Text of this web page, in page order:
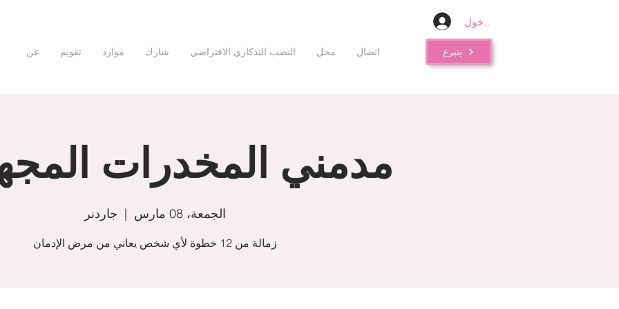
تسجيل الدخول
عن تقويم موارد شارك النصب التذكاري الافتراضي محل اتصال يتبرع
مدمني المخدرات
الجمعة، 08 مارس
  |
جاردنر
زمالة من 12 خطوة لأي شخص يعاني من مرض الإدمان